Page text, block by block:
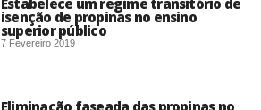
Estabelece um regime transitório de
isenção de propinas no ensino
superior público
7 Fevereiro 2019
Eliminação faseada das propinas no